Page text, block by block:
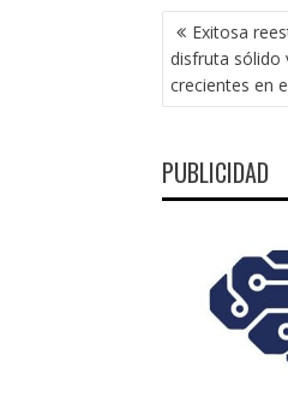
NAVEGACIÓN
DE
ENTRADAS
Exitosa
disfruta sólido
crecientes en
PUBLICIDAD